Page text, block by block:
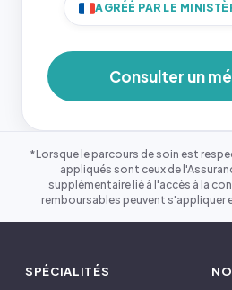
AGRÉÉ PAR LE
Consulter un
*Lorsque le parcours de soin est
appliqués sont ceux de
supplémentaire lié à l'accès à la
remboursables peuvent
SPÉCIALITÉS